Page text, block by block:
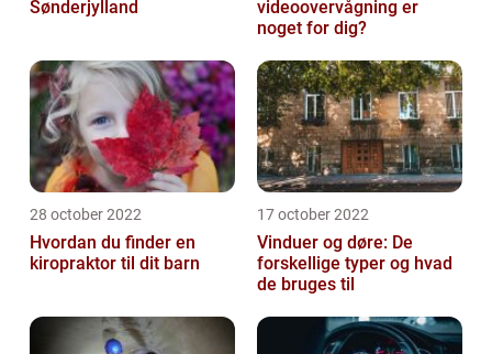
Sønderjylland
videoovervågning er
noget for dig?
28 october 2022
Hvordan du finder en
kiropraktor til dit barn
17 october 2022
Vinduer og døre: De
forskellige typer og hvad
de bruges til